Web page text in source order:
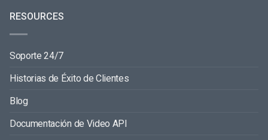
RESOURCES
Soporte 24/7
Historias de Éxito de Clientes
Blog
Documentación de Video API